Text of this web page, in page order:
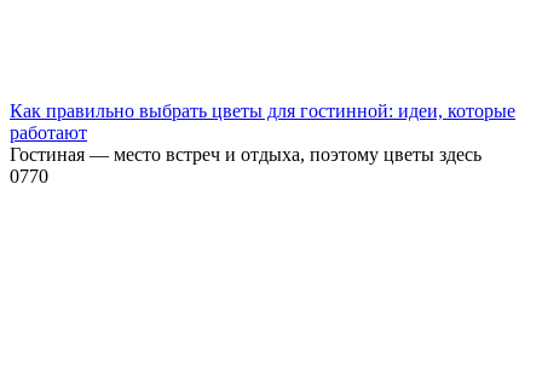
Как правильно выбрать цветы для гостинной: идеи, которые
работают
Гостиная — место встреч и отдыха, поэтому цветы здесь
0770